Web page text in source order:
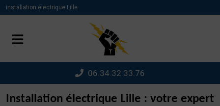
installation électrique Lille
06.34.32.33.76
Installation électrique Lille : votre expert
Panneau de gestion des cookies